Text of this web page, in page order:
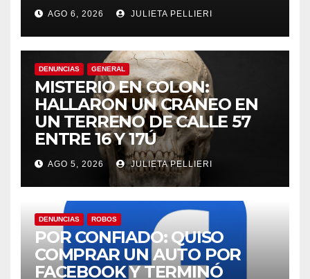
AGO 6, 2026 JULIETA PELLIERI
DENUNCIAS GENERAL
MISTERIO EN COLON:
HALLARON UN CRÁNEO EN
UN TERRENO DE CALLE 57
ENTRE 16 Y 17Ú
AGO 5, 2026 JULIETA PELLIERI
DENUNCIAS ROBOS
POR CONFIADO: QUISO
COMPRAR UN AUTO POR
FACEBOOK Y TERMINÓ